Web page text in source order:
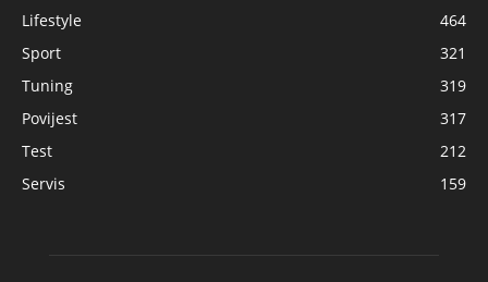
Lifestyle
464
Sport
321
Tuning
319
Povijest
317
Test
212
Servis
159